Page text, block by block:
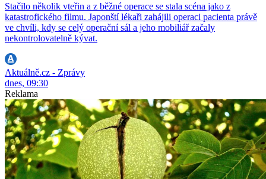
Stačilo několik vteřin a z běžné operace se stala scéna jako z
katastrofického filmu. Japonští lékaři zahájili operaci pacienta právě
ve chvíli, kdy se celý operační sál a jeho mobiliář začaly
nekontrolovatelně kývat.
Aktuálně.cz - Zprávy
dnes, 09:30
Reklama